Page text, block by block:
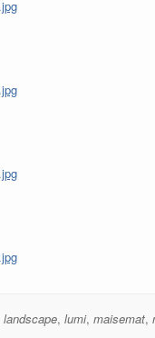
landscape, lumi, maisemat,